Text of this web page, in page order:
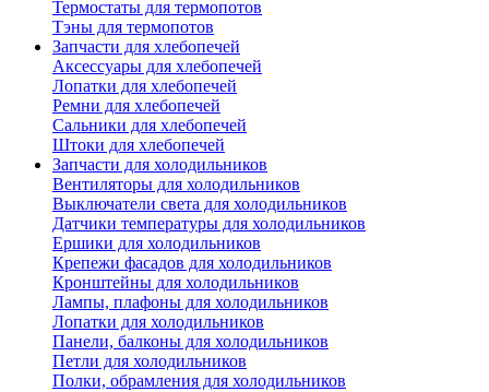
Термостаты для термопотов
Тэны для термопотов
Запчасти для хлебопечей
Аксессуары для хлебопечей
Лопатки для хлебопечей
Ремни для хлебопечей
Сальники для хлебопечей
Штоки для хлебопечей
Запчасти для холодильников
Вентиляторы для холодильников
Выключатели света для холодильников
Датчики температуры для холодильников
Ершики для холодильников
Крепежи фасадов для холодильников
Кронштейны для холодильников
Лампы, плафоны для холодильников
Лопатки для холодильников
Панели, балконы для холодильников
Петли для холодильников
Полки, обрамления для холодильников